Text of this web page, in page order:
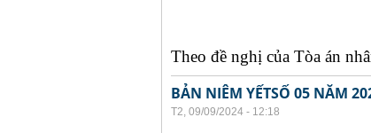
Theo đề nghị của Tòa án
BẢN NIÊM YẾTSỐ 05 NĂM
T2, 09/09/2024 - 12:18